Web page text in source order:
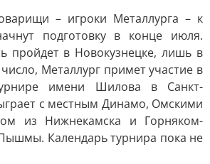
– игроки Металлурга – к
подготовку в конце июля.
пройдет в Новокузнецке, лишь в
число, Металлург примет участие в
имени Шилова в Санкт-
с местным Динамо, Омскими
из Нижнекамска и Горняком-
Календарь турнира пока не